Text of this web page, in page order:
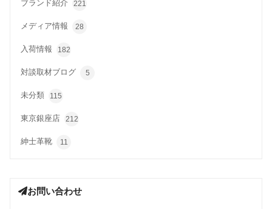
ブランド紹介 221
メディア情報 28
入荷情報 182
対談取材ブログ 5
未分類 115
東京銀座店 212
紳士革靴 11
お問い合わせ